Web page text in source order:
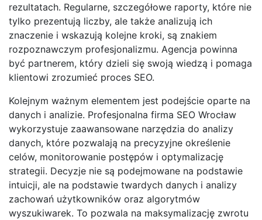
rezultatach. Regularne, szczegółowe raporty, które nie
tylko prezentują liczby, ale także analizują ich
znaczenie i wskazują kolejne kroki, są znakiem
rozpoznawczym profesjonalizmu. Agencja powinna
być partnerem, który dzieli się swoją wiedzą i pomaga
klientowi zrozumieć proces SEO.
Kolejnym ważnym elementem jest podejście oparte na
danych i analizie. Profesjonalna firma SEO Wrocław
wykorzystuje zaawansowane narzędzia do analizy
danych, które pozwalają na precyzyjne określenie
celów, monitorowanie postępów i optymalizację
strategii. Decyzje nie są podejmowane na podstawie
intuicji, ale na podstawie twardych danych i analizy
zachowań użytkowników oraz algorytmów
wyszukiwarek. To pozwala na maksymalizację zwrotu